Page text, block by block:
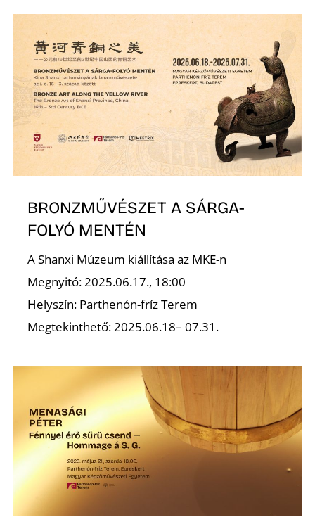
BRONZMŰVÉSZET A SÁRGA-
FOLYÓ MENTÉN
A Shanxi Múzeum kiállítása az MKE-n
Megnyitó: 2025.06.17., 18:00
Helyszín: Parthenón-fríz Terem
Megtekinthető: 2025.06.18– 07.31.